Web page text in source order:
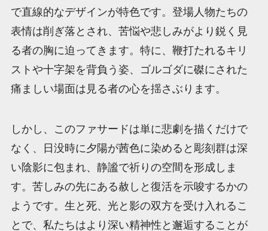
で直線的なデザインが特色です。登場人物たちの
表情は削ぎ落とされ、苦悩や悲しみがより鋭く見
る者の胸に迫ってきます。特に、鞭打たれるキリ
ストや十字架を背負う姿、ゴルゴダに磔にされた
痛ましい場面は見る者の心を揺さぶります。
しかし、このファサードは単に悲劇を描くだけで
なく、日没時に夕陽が茜色に染めると彫刻群は深
い陰影に包まれ、静謐で祈りの空間を形成しま
す。苦しみの先にある赦しと復活を示唆するかの
ようです。生と死、光と影の双方を受け入れるこ
とで、私たちはより深い精神性と邂逅することが